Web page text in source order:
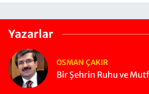
Yazarlar
OSMAN ÇAKIR
Bir Şehrin Ruhu ve